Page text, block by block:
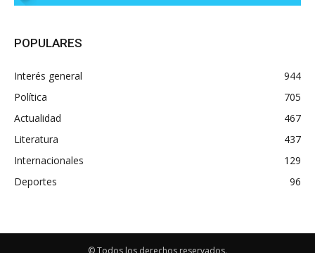
POPULARES
Interés general
944
Política
705
Actualidad
467
Literatura
437
Internacionales
129
Deportes
96
© Todos los derechos reservados.